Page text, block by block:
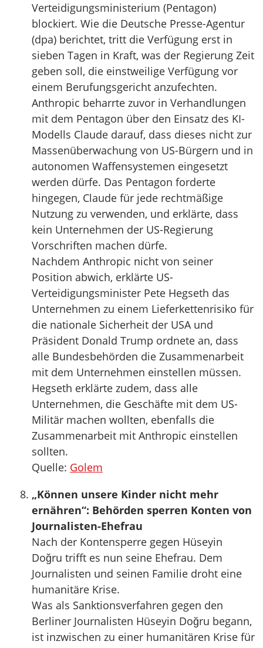
Verteidigungsministerium (Pentagon)
blockiert. Wie die Deutsche Presse-Agentur
(dpa) berichtet, tritt die Verfügung erst in
sieben Tagen in Kraft, was der Regierung Zeit
geben soll, die einstweilige Verfügung vor
einem Berufungsgericht anzufechten.
Anthropic beharrte zuvor in Verhandlungen
mit dem Pentagon über den Einsatz des KI-
Modells Claude darauf, dass dieses nicht zur
Massenüberwachung von US-Bürgern und in
autonomen Waffensystemen eingesetzt
werden dürfe. Das Pentagon forderte
hingegen, Claude für jede rechtmäßige
Nutzung zu verwenden, und erklärte, dass
kein Unternehmen der US-Regierung
Vorschriften machen dürfe.
Nachdem Anthropic nicht von seiner
Position abwich, erklärte US-
Verteidigungsminister Pete Hegseth das
Unternehmen zu einem Lieferkettenrisiko für
die nationale Sicherheit der USA und
Präsident Donald Trump ordnete an, dass
alle Bundesbehörden die Zusammenarbeit
mit dem Unternehmen einstellen müssen.
Hegseth erklärte zudem, dass alle
Unternehmen, die Geschäfte mit dem US-
Militär machen wollten, ebenfalls die
Zusammenarbeit mit Anthropic einstellen
sollten.
Quelle: Golem
„Können unsere Kinder nicht mehr
ernähren“: Behörden sperren Konten von
Journalisten-Ehefrau
Nach der Kontensperre gegen Hüseyin
Doğru trifft es nun seine Ehefrau. Dem
Journalisten und seinen Familie droht eine
humanitäre Krise.
Was als Sanktionsverfahren gegen den
Berliner Journalisten Hüseyin Doğru begann,
ist inzwischen zu einer humanitären Krise für